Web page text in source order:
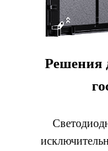
Решения